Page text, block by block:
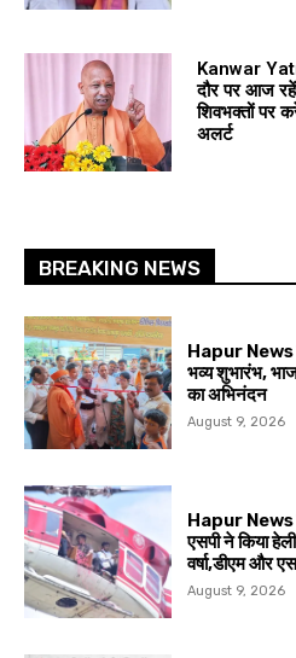
Kanwar
दौर पर आज
शिवभक्तों पर
अलर्ट
BREAKING NEWS
Hapur News
भव्य शुभारंभ,
का अभिनंदन
August 9, 2026
Hapur News
एसपी ने किया
वर्षा,डीएम और
August 9, 2026